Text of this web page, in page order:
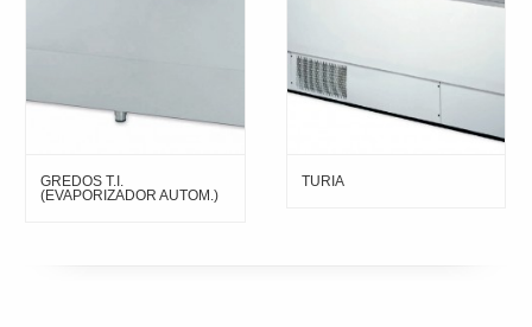
GREDOS T.I.
(EVAPORIZADOR AUTOM.)
TURIA